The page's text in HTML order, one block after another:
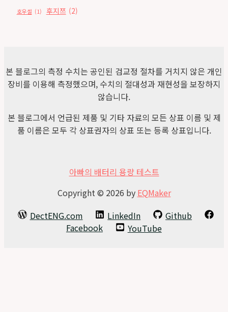
호우셀 (1) 후지쯔 (2)
본 블로그의 측정 수치는 공인된 검교정 절차를 거치지 않은 개인
장비를 이용해 측정했으며, 수치의 절대성과 재현성을 보장하지
않습니다.
본 블로그에서 언급된 제품 및 기타 자료의 모든 상표 이름 및 제
품 이름은 모두 각 상표권자의 상표 또는 등록 상표입니다.
아빠의 배터리 용량 테스트
Copyright © 2026 by EQMaker
DectENG.com
LinkedIn
Github
Facebook
YouTube